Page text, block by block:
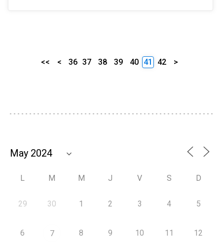
<< < 36 37 38 39 40 41 42 >
L M M J V S D
29 30 1 2 3 4 5
6 7 8 9 10 11 12